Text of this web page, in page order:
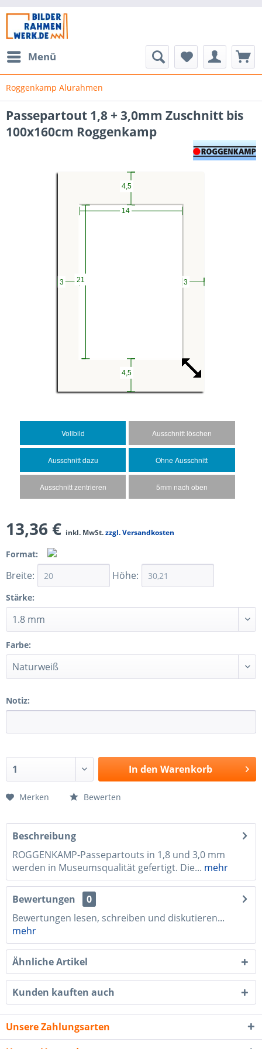
Menü
Roggenkamp Alurahmen
Passepartout 1,8 + 3,0mm Zuschnitt bis
100x160cm Roggenkamp
13,36 € inkl. MwSt.zzgl. Versandkosten
Format:
Breite: Höhe:
Stärke:
Farbe:
Notiz:
In den Warenkorb
Merken Bewerten
Beschreibung
ROGGENKAMP-Passepartouts in 1,8 und 3,0 mm
werden in Museumsqualität gefertigt. Die... mehr
Bewertungen
0
Bewertungen lesen, schreiben und diskutieren...
mehr
Ähnliche Artikel
Kunden kauften auch
Unsere Zahlungsarten